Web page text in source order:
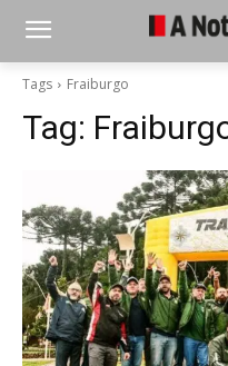
Tags Fraiburgo
Tag: